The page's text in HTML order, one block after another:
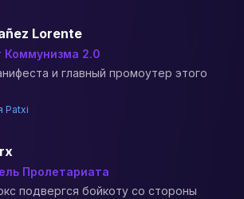
Lorente
Коммунизма 2.0
и главный промоутер этого
Patxi
Пролетариата
подвергся бойкоту со стороны